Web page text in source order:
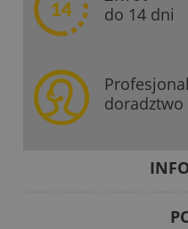
do 14 dni
doradztwo